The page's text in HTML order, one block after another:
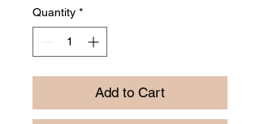
Quantity *
Add to Cart